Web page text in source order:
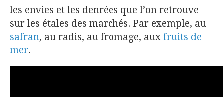
les envies et les denrées que l’on retrouve
sur les étales des marchés. Par exemple, au
safran, au radis, au fromage, aux fruits de
mer.